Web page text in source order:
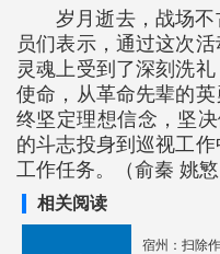
岁月逝去，战场
员们表示，通过这次
灵魂上受到了深刻洗
使命，从革命先辈的
终坚定理想信念，坚
的斗志投身到巡视工
工作任务。（俞秦 姚慜
相关阅读
宿州：扫除